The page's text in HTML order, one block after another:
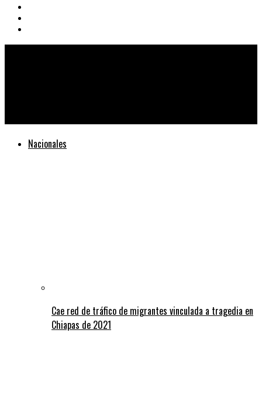
Nacionales
Cae red de tráfico de migrantes vinculada a tragedia en
Chiapas de 2021